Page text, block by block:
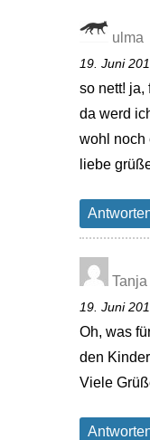
ulma
19. Juni
so nett! ja,
da werd
wohl noch
liebe
Tanja
19. Juni
Oh, was
den
Viele